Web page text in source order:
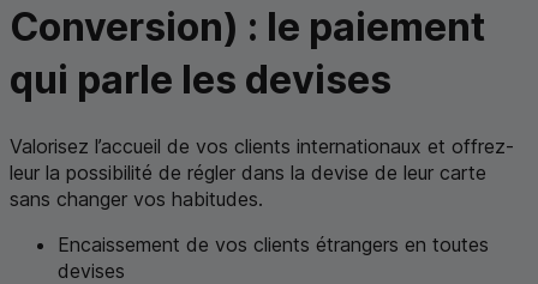
Conversion) : le paiement
qui parle les devises
Valorisez l’accueil de vos clients internationaux et offrez-
leur la possibilité de régler dans la devise de leur carte
sans changer vos habitudes.
Encaissement de vos clients étrangers en toutes
devises